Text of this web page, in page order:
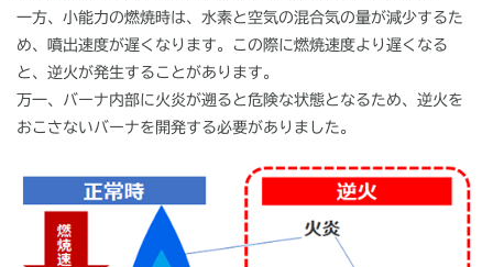
一方、小能力の燃焼時は、水素と空気の混合気の量が減少するた
め、噴出速度が遅くなります。この際に燃焼速度より遅くなる
と、逆火が発生することがあります。
万一、バーナ内部に火炎が遡ると危険な状態となるため、逆火を
おこさないバーナを開発する必要がありました。